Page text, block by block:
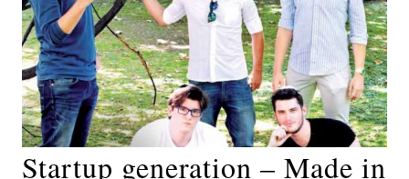
Startup generation – Made in